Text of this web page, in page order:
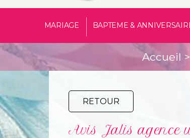
MARIAGE BAPTEME &
Accueil >
RETOUR
Avis Jalis agence